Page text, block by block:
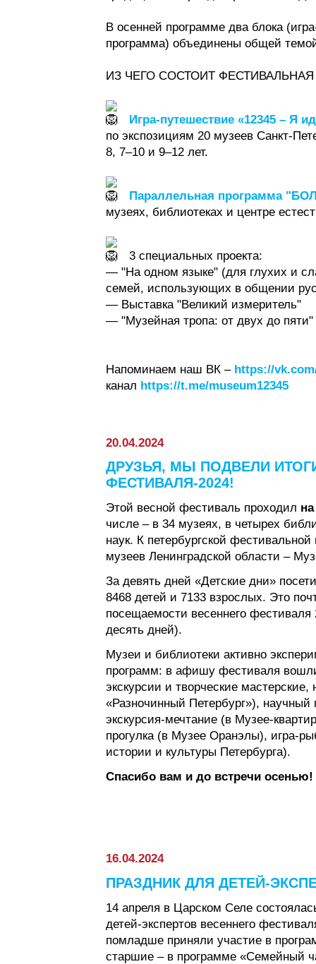
В осенней программе два блока
программа) объединены общей
ИЗ ЧЕГО СОСТОИТ
Игра-путешествие «12345 – Я
по экспозициям 20 музеев Санкт-
8, 7–10 и 9–12 лет.
Параллельная программа
музеях, библиотеках и центре
3 специальных проекта:
— "На одном языке" (для глухих и
семей, использующих в общении
— Выставка "Великий измеритель"
— "Музейная тропа: от двух до пяти"
Напоминаем наш ВК – https://
канал https://t.me/museum12345
20.04.2024
ДРУЗЬЯ, МЫ ПОДВЕЛИ
ФЕСТИВАЛЯ-2024!
Этой весной фестиваль проходил
числе – в 34 музеях, в четырех
наук. К петербургской
музеев Ленинградской области –
За девять дней «Детские дни»
8468 детей и 7133 взрослых. Это
посещаемости весеннего фестиваля
десять дней).
Музеи и библиотеки активно
программ: в афишу фестиваля
экскурсии и творческие
«Разночинный Петербург»),
экскурсия-мечтание (в Музее-
прогулка (в Музее Оранэлы), игра-
истории и культуры Петербурга).
Спасибо вам и до встречи осенью!
16.04.2024
ПРАЗДНИК ДЛЯ ДЕТЕЙ-
14 апреля в Царском Селе
детей-экспертов весеннего
помладше приняли участие в
старшие – в программе «Семейный